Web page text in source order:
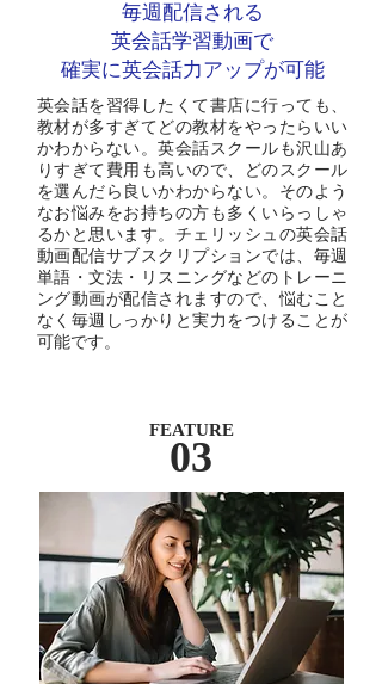
毎週配信される
​英会話学習動画で
確実に英会話力アップが可能
英会話を習得したくて書店に行っても、
教材が多すぎてどの教材をやったらいい
かわからない。英会話スクールも沢山あ
りすぎて費用も高いので、どのスクール
を選んだら良いかわからない。そのよう
なお悩みをお持ちの方も多くいらっしゃ
るかと思います。チェリッシュの英会話
動画配信サブスクリプションでは、毎週
単語・文法・リスニングなどのトレーニ
ング動画が配信されますので、悩むこと
なく毎週しっかりと実力をつけることが
可能です。
FEATURE
03